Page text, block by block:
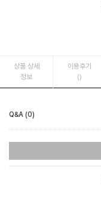
상품 상세
정보
이용후기
()
Q&A (0)